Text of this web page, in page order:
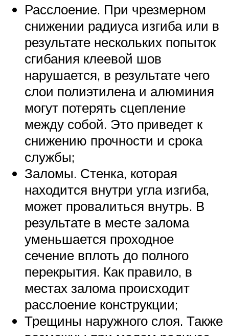
Расслоение. При чрезмерном
снижении радиуса изгиба или в
результате нескольких попыток
сгибания клеевой шов
нарушается, в результате чего
слои полиэтилена и алюминия
могут потерять сцепление
между собой. Это приведет к
снижению прочности и срока
службы;
Заломы. Стенка, которая
находится внутри угла изгиба,
может провалиться внутрь. В
результате в месте залома
уменьшается проходное
сечение вплоть до полного
перекрытия. Как правило, в
местах залома происходит
расслоение конструкции;
Трещины наружного слоя. Также